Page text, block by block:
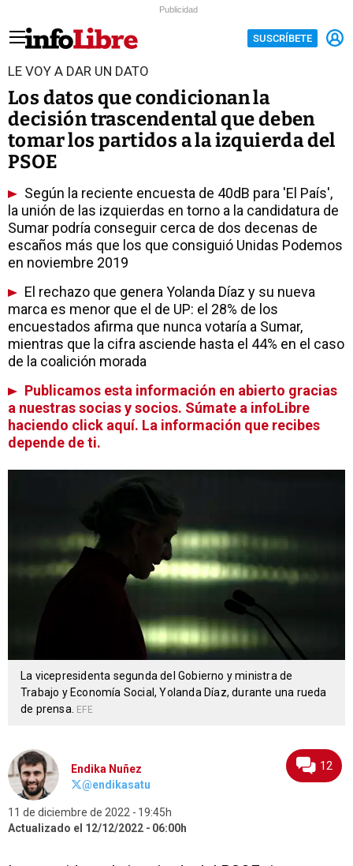
Publicidad
SUSCRÍBETE
LE VOY A DAR UN DATO
Los datos que condicionan la
decisión trascendental que deben
tomar los partidos a la izquierda del
PSOE
Según la reciente encuesta de 40dB para 'El País',
la unión de las izquierdas en torno a la candidatura de
Sumar podría conseguir cerca de dos decenas de
escaños más que los que consiguió Unidas Podemos
en noviembre 2019
El rechazo que genera Yolanda Díaz y su nueva
marca es menor que el de UP: el 28% de los
encuestados afirma que nunca votaría a Sumar,
mientras que la cifra asciende hasta el 44% en el caso
de la coalición morada
Publicamos esta información en abierto gracias
a nuestras socias y socios. Súmate a infoLibre
haciendo click aquí. La información que recibes
depende de ti.
La vicepresidenta segunda del Gobierno y ministra de
Trabajo y Economía Social, Yolanda Díaz, durante una rueda
de prensa.
EFE
Endika Nuñez
@endikasatu
11 de diciembre de 2022
19:45h
Actualizado el 12/12/2022
06:00h
12